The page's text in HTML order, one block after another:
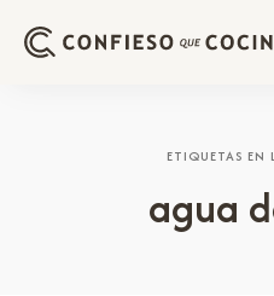
ETIQUETAS EN
agua